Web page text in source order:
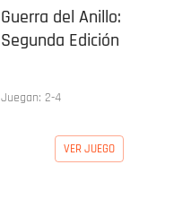
Guerra del Anillo:
Segunda Edición
Juegan: 2-4
VER JUEGO